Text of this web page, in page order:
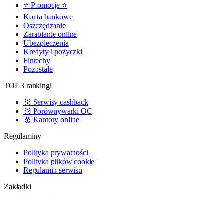
⭐ Promocje ⭐
Konta bankowe
Oszczędzanie
Zarabianie online
Ubezpieczenia
Kredyty i pożyczki
Fintechy
Pozostałe
TOP 3 rankingi
🥇 Serwisy cashback
🥈 Porównywarki OC
🥉 Kantory online
Regulaminy
Polityka prywatności
Polityka plików cookie
Regulamin serwisu
Zakładki